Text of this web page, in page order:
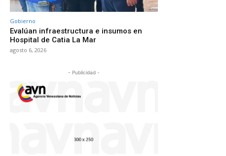
Gobierno
Evalúan infraestructura e insumos en
Hospital de Catia La Mar
agosto 6, 2026
- Publicidad -